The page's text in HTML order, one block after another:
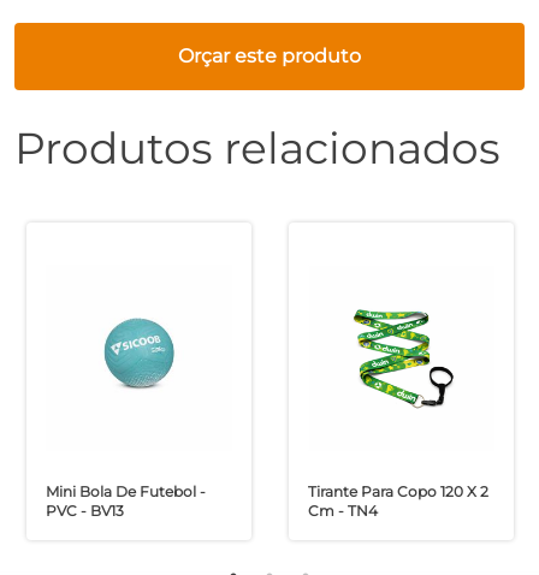
Orçar este produto
Produtos relacionados
Mini Bola De Futebol -
PVC - BV13
Tirante Para Copo 120 X 2
Cm - TN4